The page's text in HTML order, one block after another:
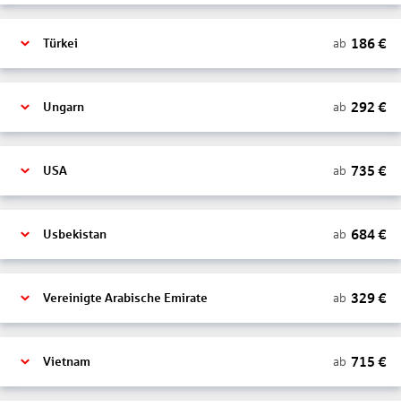
Türkei ab 186€
Ungarn ab 292 €
USA ab 735 €
Usbekistan ab 684€
Vereinigte Arabische Emirate ab 329€
Vietnam ab 715 €